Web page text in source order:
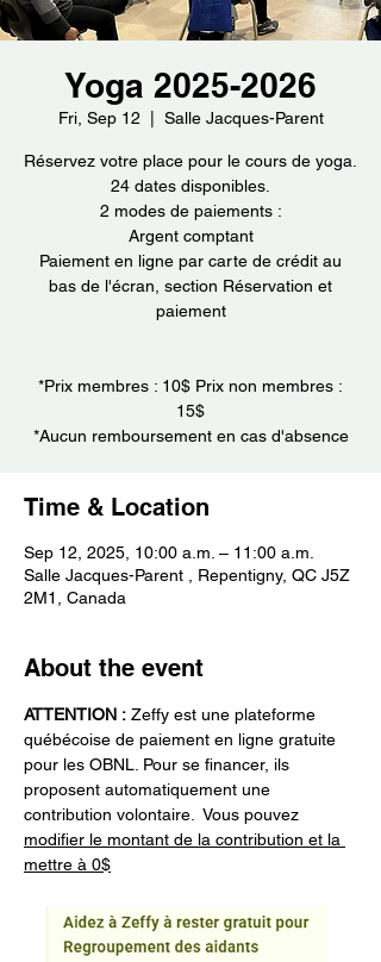
Yoga 2025-2026
Fri, Sep 12 Salle Jacques-Parent
Réservez votre place pour le cours de yoga.
24 dates disponibles.
2 modes de paiements :
Argent comptant
Paiement en ligne par carte de crédit au
bas de l'écran, section Réservation et
paiement
*Prix membres : 10$ Prix non membres :
15$
*Aucun remboursement en cas d'absence
Time & Location
Sep 12, 2025, 10:00 a.m. – 11:00 a.m.
Salle Jacques-Parent , Repentigny, QC J5Z
2M1, Canada
About the event
ATTENTION : Zeffy est une plateforme
québécoise de paiement en ligne gratuite
pour les OBNL. Pour se financer, ils
proposent automatiquement une
contribution volontaire.  Vous pouvez
modifier le montant de la contribution et la
mettre à 0$